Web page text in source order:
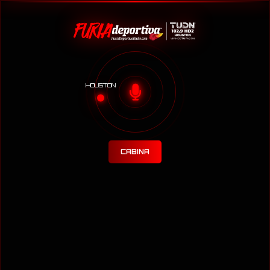
HOUSTON
CABINA